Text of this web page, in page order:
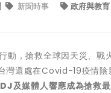
新聞時事 政府與教育
動，搶救全球因天災、
灣還處在Covid-19疫情
及媒體人響應成為搶救